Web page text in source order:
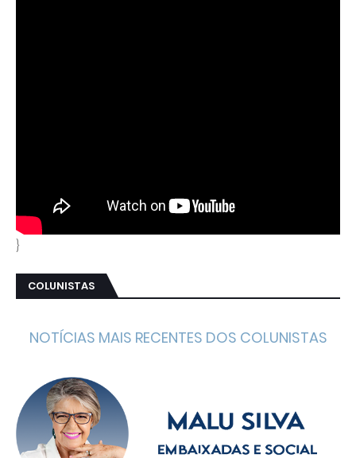
}
COLUNISTAS
NOTÍCIAS MAIS RECENTES DOS COLUNISTAS